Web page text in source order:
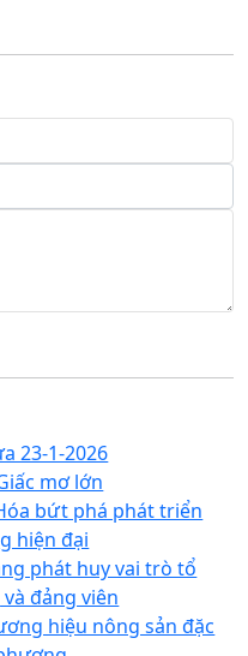
23-1-2026
mơ lớn
bứt phá phát triển
hiện đại
phát huy vai trò tổ
đảng viên
hiệu nông sản đặc